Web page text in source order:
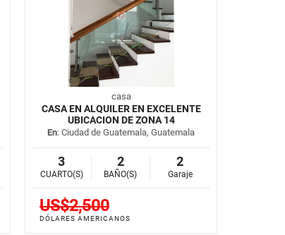
casa
CASA EN ALQUILER EN EXCELENTE
UBICACION DE ZONA 14
En: Ciudad de Guatemala, Guatemala
3
CUARTO(S)
2
BAÑO(S)
2
Garaje
US$2,500
DÓLARES AMERICANOS